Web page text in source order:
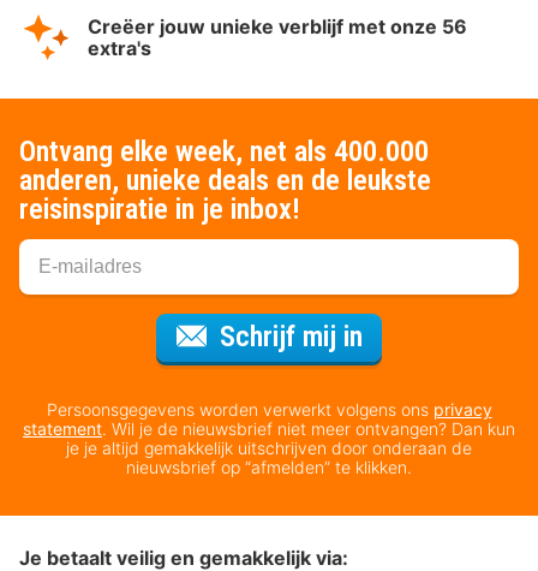
Creëer jouw unieke verblijf met onze 56
extra's
Ontvang elke week, net als 400.000
anderen, unieke deals en de leukste
reisinspiratie in je inbox!
Schrijf mij in
Persoonsgegevens worden verwerkt volgens ons privacy
statement. Wil je de nieuwsbrief niet meer ontvangen? Dan kun
je je altijd gemakkelijk uitschrijven door onderaan de
nieuwsbrief op “afmelden” te klikken.
Je betaalt veilig en gemakkelijk via: